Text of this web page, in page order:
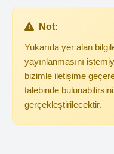
Not:
Yukarıda yer alan
yayınlanmasını
bizimle iletişime
talebinde
gerçekleştirilecektir.